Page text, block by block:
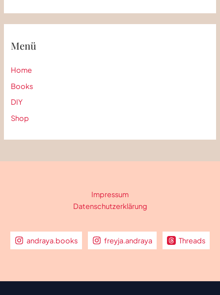
Menü
Home
Books
DIY
Shop
Impressum
Datenschutzerklärung
andraya.books freyja.andraya Threads